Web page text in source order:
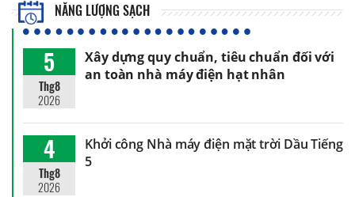
NĂNG LƯỢNG SẠCH
5
Thg8
2026
Xây dựng quy chuẩn, tiêu chuẩn đối với
an toàn nhà máy điện hạt nhân
4
Thg8
2026
Khởi công Nhà máy điện mặt trời Dầu Tiếng
5